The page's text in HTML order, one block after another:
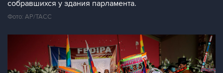
собравшихся у здания парламента.
Фото: AP/ТАСС